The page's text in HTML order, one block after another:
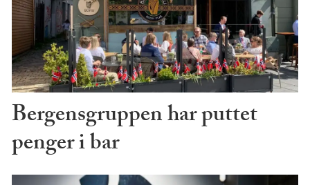
Bergensgruppen har puttet
penger i bar